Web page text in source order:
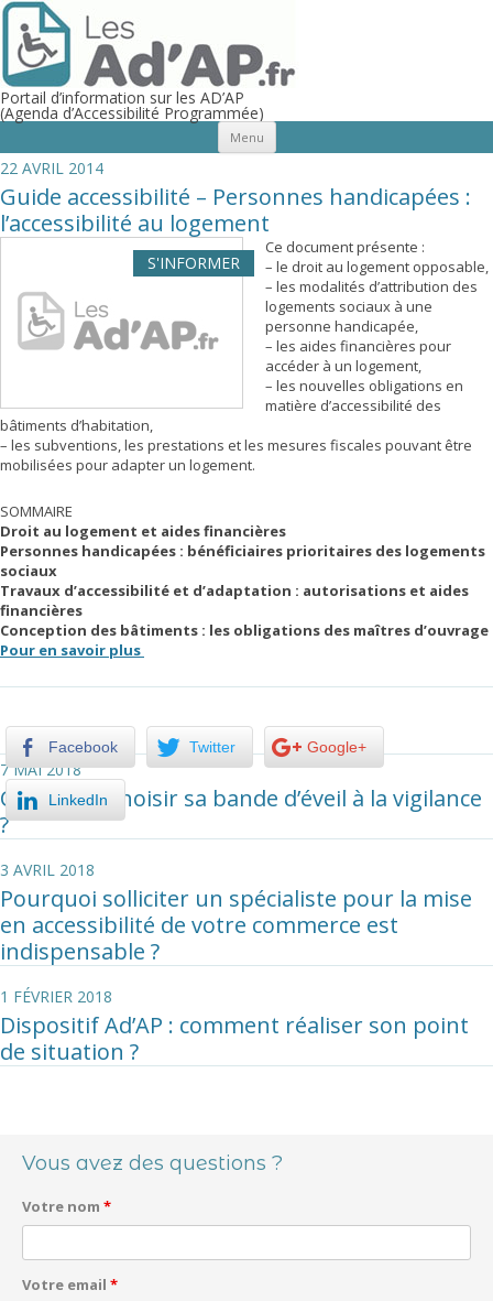
Portail d’information sur les AD’AP
(Agenda d’Accessibilité Programmée)
Menu
Aller au contenu principal
22 AVRIL 2014
Guide accessibilité – Personnes handicapées :
l’accessibilité au logement
S'INFORMER
Ce document présente :
– le droit au logement opposable,
– les modalités d’attribution des
logements sociaux à une
personne handicapée,
– les aides financières pour
accéder à un logement,
– les nouvelles obligations en
matière d’accessibilité des
bâtiments d’habitation,
– les subventions, les prestations et les mesures fiscales pouvant être
mobilisées pour adapter un logement.
SOMMAIRE
Droit au logement et aides financières
Personnes handicapées : bénéficiaires prioritaires des logements
sociaux
Travaux d’accessibilité et d’adaptation : autorisations et aides
financières
Conception des bâtiments : les obligations des maîtres d’ouvrage
Pour en savoir plus
Facebook Twitter Google+
LinkedIn
7 MAI 2018
Comment choisir sa bande d’éveil à la vigilance
?
3 AVRIL 2018
Pourquoi solliciter un spécialiste pour la mise
en accessibilité de votre commerce est
indispensable ?
1 FÉVRIER 2018
Dispositif Ad’AP : comment réaliser son point
de situation ?
Vous avez des questions ?
Votre nom *
Votre email *